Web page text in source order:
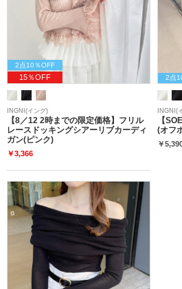
2点10％OFF
15％OFF
INGNI(イング)
【8／12 2時までの限定価格】フリル
レースドッキングシアーリブカーディ
ガン(ピンク)
￥3,366
2点
INGNI(
【
(オフ
￥